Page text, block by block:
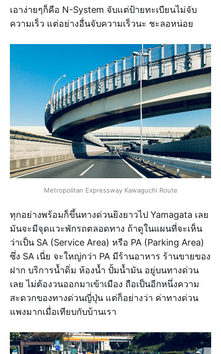
เอาง่ายๆก็คือ N-System จับแต่ป้ายทะเบียนไม่จับ
ความเร็ว แต่อย่างอื่นจับความเร็วนะ ชะลอหน่อย
Metropolitan Expressway Kawaguchi Route
ทุกอย่างพร้อมก็ขึ้นทางด่วนยิงยาวไป Yamagata เลย
มันจะมีจุดแวะพักรถตลอดทาง ถ้าดูในแผนที่จะเห็น
ว่าเป็น SA (Service Area) หรือ PA (Parking Area)
ซึ่ง SA เนี่ย จะใหญ่กว่า PA มีร้านอาหาร ร้านขายของ
ฝาก บริการน้ำดิ่ม ห้องน้ำ ปั้มน้ำมัน อยู่บนทางด่วน
เลย ไม่ต้องวนออกมาเข้าเมือง ถือเป็นอีกหนึ่งความ
สะดวกของทางด่วนญี่ปุ่น แต่ก็อย่างว่า ค่าทางด่วน
แพงมากเมื่อเทียบกับบ้านเรา